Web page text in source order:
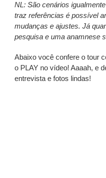
NL: São cenários
traz referências é possível
mudanças e ajustes. Já
pesquisa e uma anamnese
Abaixo você confere o tour
o PLAY no vídeo! Aaaah, e
entrevista e fotos lindas!